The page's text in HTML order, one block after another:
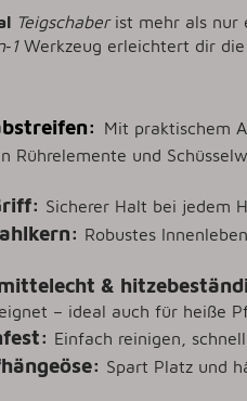
Teigschaberist mehr als nur
Werkzeug erleichtert dir die
Mit praktischem
Rührelemente und
Sicherer Halt bei jedem
Robustes
&
– ideal auch für heiße
Einfach reinigen,
Spart Platz und